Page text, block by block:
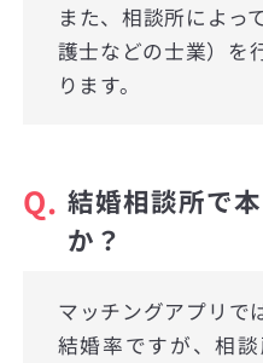
また、相談所によっ
護士などの士業）を
ります。
Q. 結婚相談所で
か？
マッチングアプリで
結婚率ですが、相